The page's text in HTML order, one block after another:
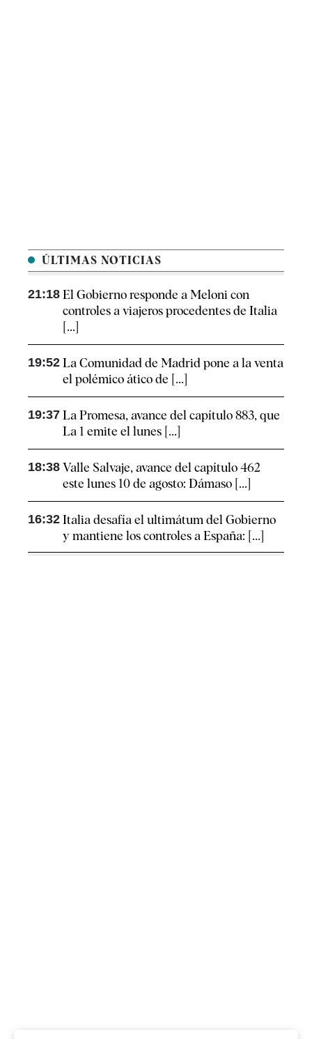
ÚLTIMAS NOTICIAS
21:18 El Gobierno responde a Meloni con
controles a viajeros procedentes de Italia
[...]
19:52 La Comunidad de Madrid pone a la venta
el polémico ático de [...]
19:37 La Promesa, avance del capítulo 883, que
La 1 emite el lunes [...]
18:38 Valle Salvaje, avance del capítulo 462
este lunes 10 de agosto: Dámaso [...]
16:32 Italia desafía el ultimátum del Gobierno
y mantiene los controles a España: [...]